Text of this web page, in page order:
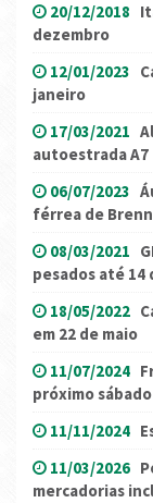
20/12/2018
dezembro
12/01/2023
janeiro
17/03/2021
autoestrada A7
06/07/2023
férrea de
08/03/2021
pesados até 14
18/05/2022
em 22 de maio
11/07/2024
próximo sábado
11/11/2024
11/03/2026
mercadorias